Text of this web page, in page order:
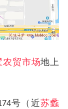
农贸市场地上
号（近苏蠡